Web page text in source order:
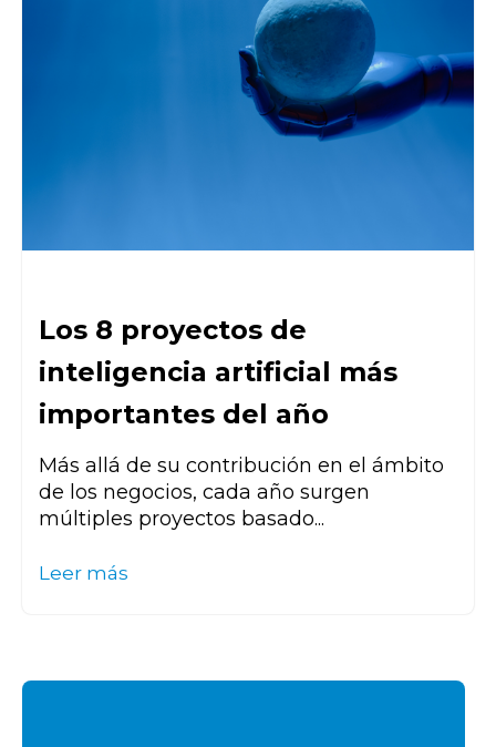
Los 8 proyectos de
inteligencia artificial más
importantes del año
Más allá de su contribución en el ámbito
de los negocios, cada año surgen
múltiples proyectos basado...
Leer más